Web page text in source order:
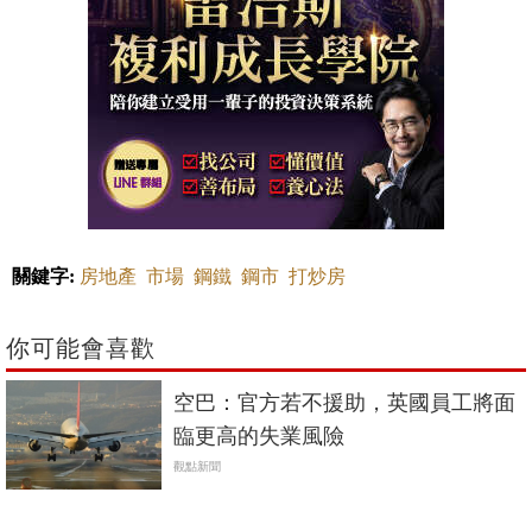
關鍵字: 房地產 市場 鋼鐵 鋼市 打炒房
你可能會喜歡
空巴：官方若不援助，英國員工將面
臨更高的失業風險
觀點新聞